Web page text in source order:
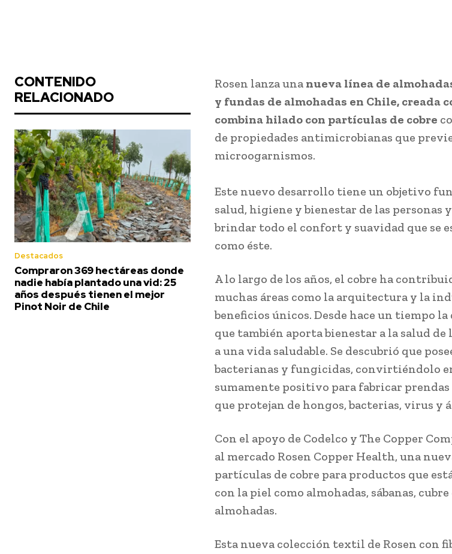
CONTENIDO
RELACIONADO
Destacados
Compraron 369 hectáreas donde
nadie había plantado una vid: 25
años después tienen el mejor
Pinot Noir de Chile
Rosen lanza una nueva línea de
y fundas de almohadas en Chile, creada
combina hilado con partículas de cobre
de propiedades antimicrobianas que
microogarnismos.
Este nuevo desarrollo tiene un objetivo
salud, higiene y bienestar de las personas
brindar todo el confort y suavidad que se
como éste.
A lo largo de los años, el cobre ha
muchas áreas como la arquitectura y la
beneficios únicos. Desde hace un tiempo
que también aporta bienestar a la salud
a una vida saludable. Se descubrió que
bacterianas y fungicidas, convirtiéndolo
sumamente positivo para fabricar
que protejan de hongos, bacterias, virus y
Con el apoyo de Codelco y The Copper
al mercado Rosen Copper Health, una
partículas de cobre para productos que
con la piel como almohadas, sábanas,
almohadas.
Esta nueva colección textil de Rosen con